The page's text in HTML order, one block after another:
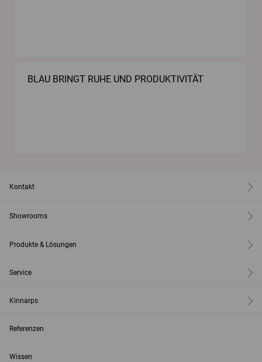
BLAU BRINGT RUHE UND PRODUKTIVITÄT
Kontakt
Showrooms
Produkte & Lösungen
Service
Kinnarps
Referenzen
Wissen